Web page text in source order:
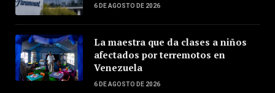
6 DE AGOSTO DE 2026
La maestra que da clases a niños
afectados por terremotos en
Venezuela
6 DE AGOSTO DE 2026